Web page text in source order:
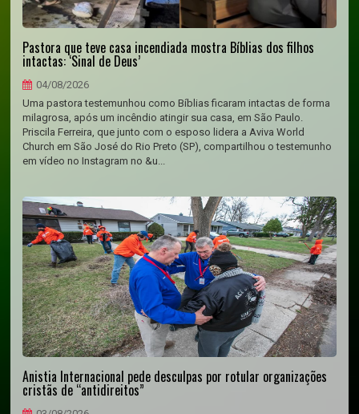
Pastora que teve casa incendiada mostra Bíblias dos filhos
intactas: ‘Sinal de Deus’
04/08/2026
Uma pastora testemunhou como Bíblias ficaram intactas de forma
milagrosa, após um incêndio atingir sua casa, em São Paulo.
Priscila Ferreira, que junto com o esposo lidera a Aviva World
Church em São José do Rio Preto (SP), compartilhou o testemunho
em vídeo no Instagram no &u...
Anistia Internacional pede desculpas por rotular organizações
cristãs de “antidireitos”